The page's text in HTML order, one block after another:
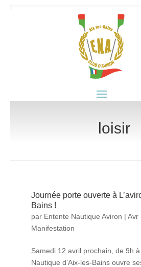
loisir
Journée porte ouverte à
Bains !
par Entente Nautique Aviron | Avr
Manifestation
Samedi 12 avril prochain, de 9h à
Nautique d’Aix-les-Bains ouvre